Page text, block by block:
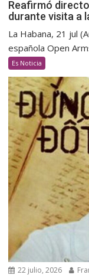
Reafirmó
durante visita a
La Habana, 21 jul
española Open
Es Noticia
22 julio, 2026